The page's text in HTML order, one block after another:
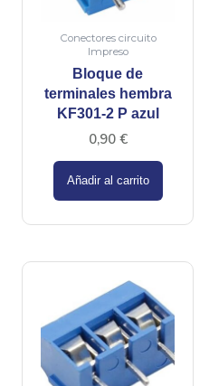
Conectores circuito
Impreso
Bloque de
terminales hembra
KF301-2 P azul
0,90 €
Añadir al carrito